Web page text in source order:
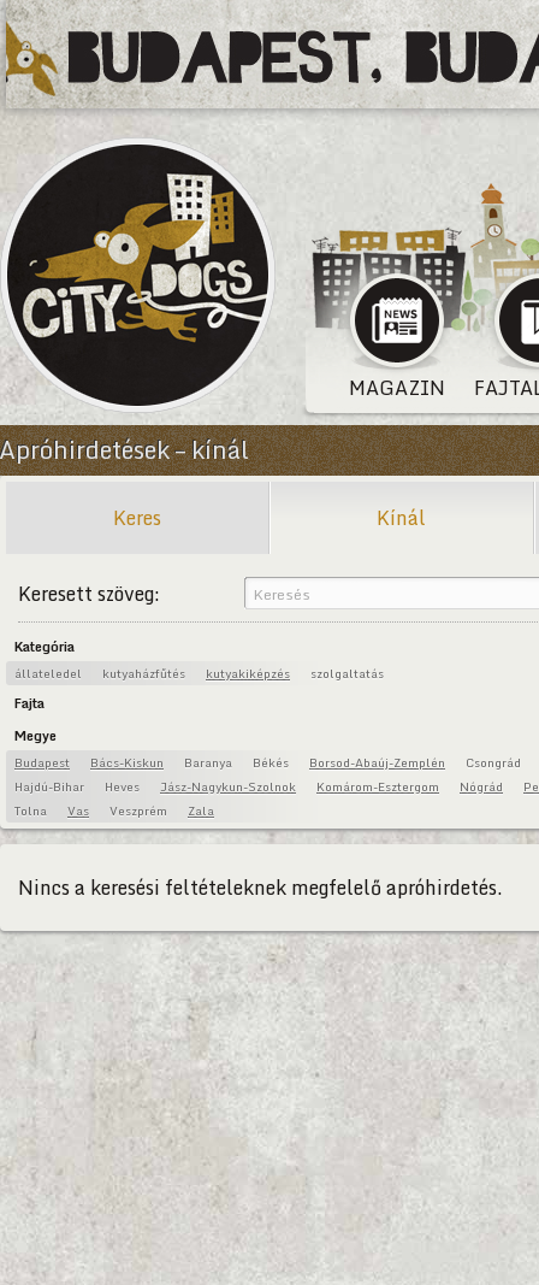
MAGAZIN
Apróhirdetések – kínál
Keres Kínál
Keresett szöveg:
Kategória
állateledel kutyaházfűtés kutyakiképzés szolgaltatás
Fajta
Megye
Budapest Bács-Kiskun Baranya Békés Borsod-Abaúj-Zemplén
Csongrád
Hajdú-Bihar
Heves Jász-Nagykun-Szolnok Komárom-Esztergom Nógrád
Tolna
Vas Veszprém Zala
Nincs a keresési feltételeknek megfelelő apróhirdetés.